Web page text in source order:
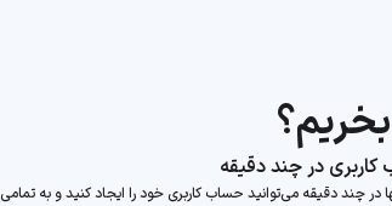
در چند دقیقه
در چند دقیقه می‌توانید حساب کاربری خود را ایجاد کنید و به تمامی